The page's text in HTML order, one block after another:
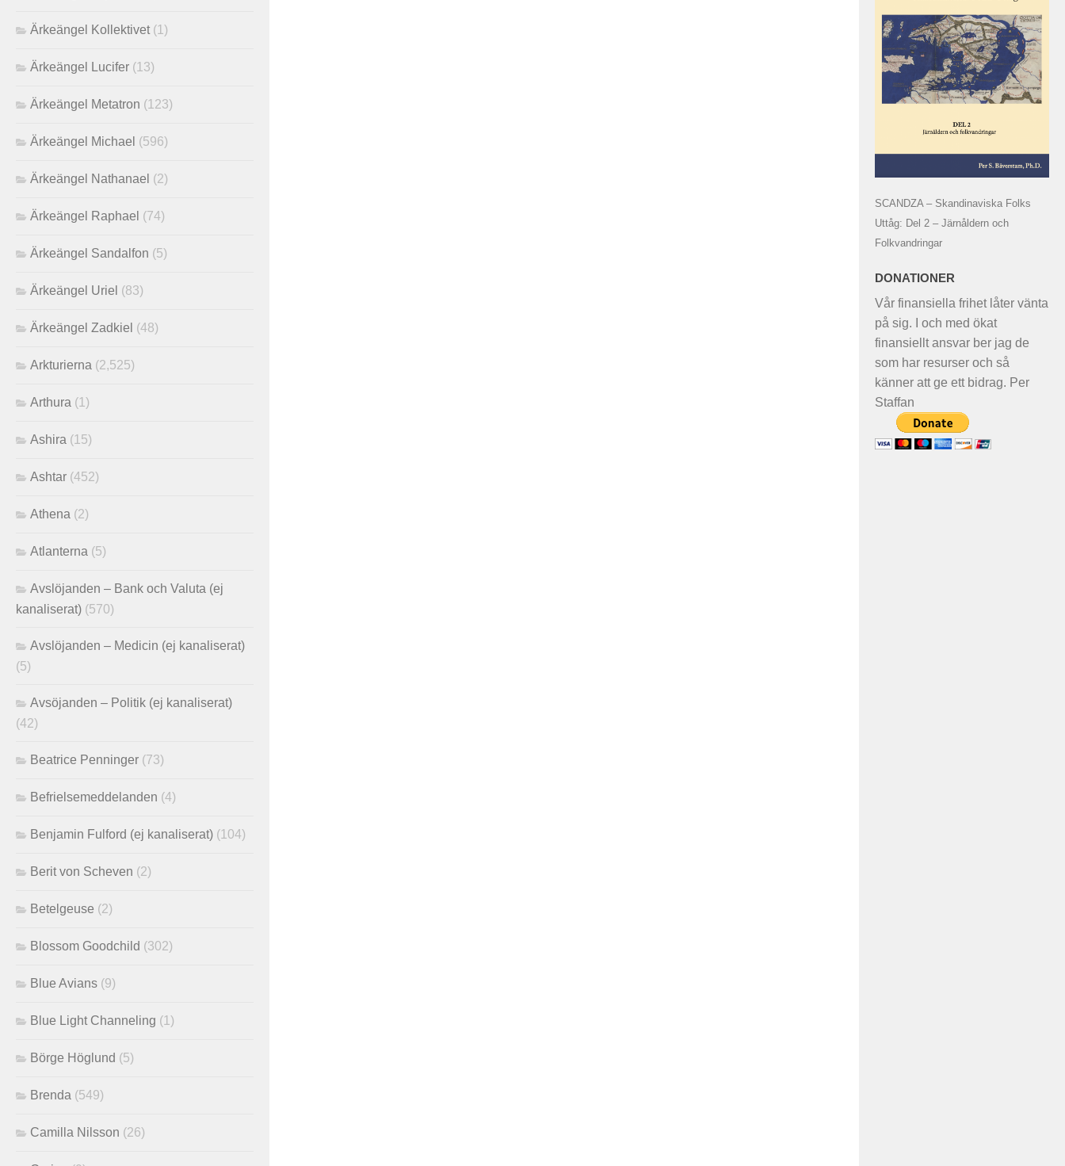
Ärkeängel Kollektivet (1)
Ärkeängel Lucifer (13)
Ärkeängel Metatron (123)
Ärkeängel Michael (596)
Ärkeängel Nathanael (2)
Ärkeängel Raphael (74)
Ärkeängel Sandalfon (5)
Ärkeängel Uriel (83)
Ärkeängel Zadkiel (48)
Arkturierna (2,525)
Arthura (1)
Ashira (15)
Ashtar (452)
Athena (2)
Atlanterna (5)
Avslöjanden – Bank och Valuta (ej
kanaliserat) (570)
Avslöjanden – Medicin (ej kanaliserat)
(5)
Avsöjanden – Politik (ej kanaliserat)
(42)
Beatrice Penninger (73)
Befrielsemeddelanden (4)
Benjamin Fulford (ej kanaliserat) (104)
Berit von Scheven (2)
Betelgeuse (2)
Blossom Goodchild (302)
Blue Avians (9)
Blue Light Channeling (1)
Börge Höglund (5)
Brenda (549)
Camilla Nilsson (26)
SCANDZA – Skandinaviska Folks
Uttåg: Del 2 – Järnåldern och
Folkvandringar
DONATIONER
Vår finansiella frihet låter vänta
på sig. I och med ökat
finansiellt ansvar ber jag de
som har resurser och så
känner att ge ett bidrag. Per
Staffan